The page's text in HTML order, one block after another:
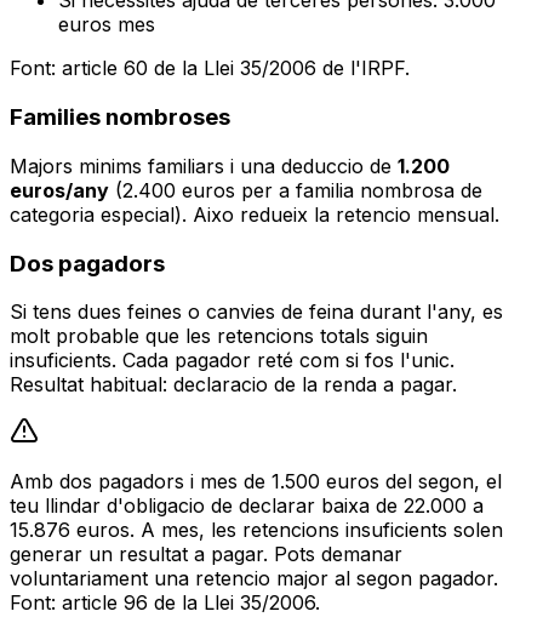
euros mes
Font: article 60 de la Llei 35/2006 de l'IRPF.
Families nombroses
Majors minims familiars i una deduccio de 1.200
euros/any (2.400 euros per a familia nombrosa de
categoria especial). Aixo redueix la retencio mensual.
Dos pagadors
Si tens dues feines o canvies de feina durant l'any, es
molt probable que les retencions totals siguin
insuficients. Cada pagador reté com si fos l'unic.
Resultat habitual: declaracio de la renda a pagar.
Amb dos pagadors i mes de 1.500 euros del segon, el
teu llindar d'obligacio de declarar baixa de 22.000 a
15.876 euros. A mes, les retencions insuficients solen
generar un resultat a pagar. Pots demanar
voluntariament una retencio major al segon pagador.
Font: article 96 de la Llei 35/2006.